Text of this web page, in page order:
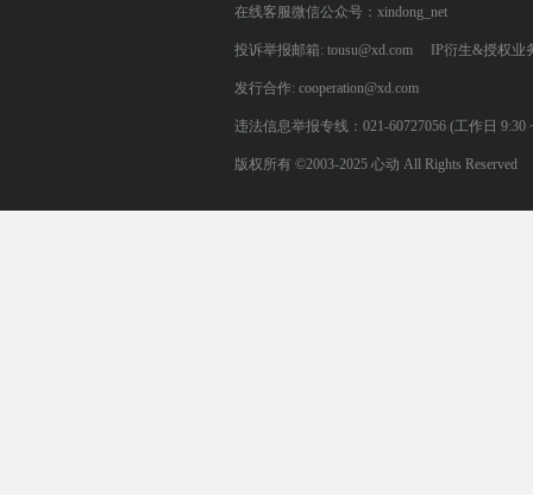
在线客服微信公众号：xindong_net
投诉举报邮箱: tousu@xd.com IP衍生&授权业
发行合作: cooperation@xd.com
违法信息举报专线：021-60727056 (工作日 9:30
版权所有 ©2003-2025 心动 All Rights Reserved